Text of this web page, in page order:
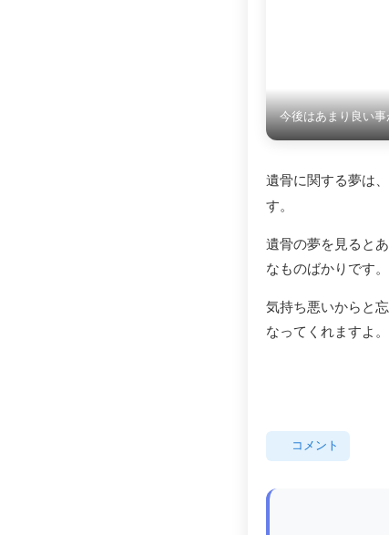
今後はあまり良い
遺骨に関する夢は、
す。
遺骨の夢を見ると
なものばかりです。
気持ち悪いからと
なってくれますよ。
コメント